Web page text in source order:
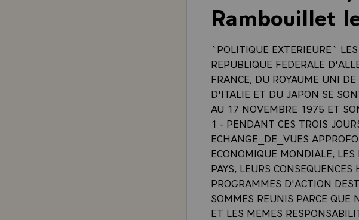
Rambouillet
`POLITIQUE EXTERIEURE`
REPUBLIQUE FEDERALE
FRANCE, DU ROYAUME UNI
D'ITALIE ET DU JAPON SE
AU 17 NOVEMBRE 1975 ET
1 - PENDANT CES TROIS
ECHANGE_DE_VUES
ECONOMIQUE MONDIALE,
PAYS, LEURS
PROGRAMMES D'ACTION
SOMMES REUNIS PARCE QUE
ET LES MEMES